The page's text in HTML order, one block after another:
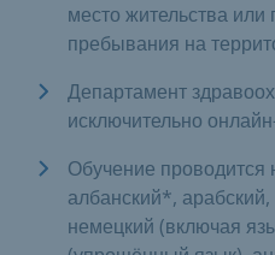
место жительства или
пребывания на
Департамент
исключительно
Обучение
албанский*,
немецкий (включая